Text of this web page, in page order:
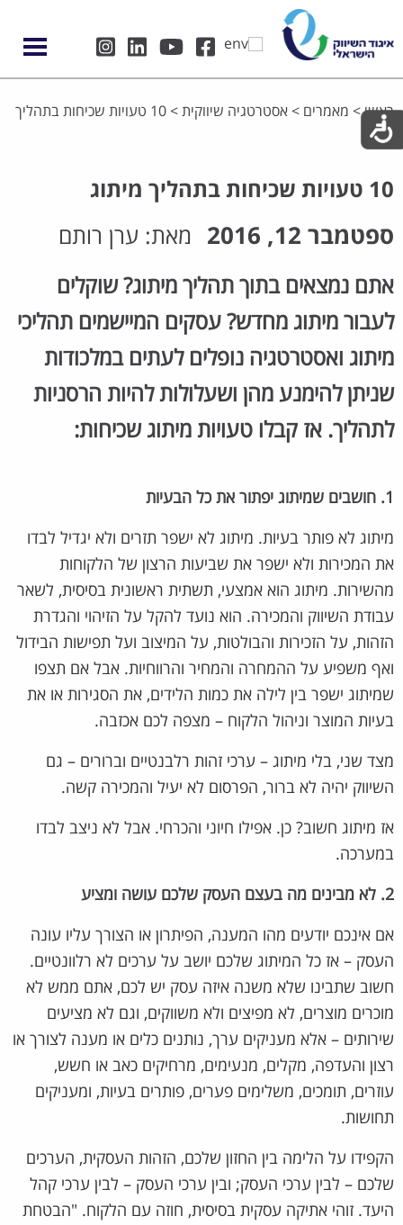
ראשי> מאמרים > אסטרטגיה שיווקית >
10 טעויות שכיחות בתהליך
מיתוג
10 טעויות שכיחות בתהליך מיתוג
ספטמבר 12, 2016 מאת: ערן רותם
אתם נמצאים בתוך תהליך מיתוג? שוקלים
לעבור מיתוג מחדש? עסקים המיישמים תהליכי
מיתוג ואסטרטגיה נופלים לעתים במלכודות
שניתן להימנע מהן ושעלולות להיות הרסניות
לתהליך. אז קבלו טעויות מיתוג שכיחות:
1. חושבים שמיתוג יפתור את כל הבעיות
מיתוג לא פותר בעיות. מיתוג לא ישפר תזרים ולא יגדיל לבדו
את המכירות ולא ישפר את שביעות הרצון של הלקוחות
מהשירות. מיתוג הוא אמצעי, תשתית ראשונית בסיסית, לשאר
עבודת השיווק והמכירה. הוא נועד להקל על הזיהוי והגדרת
הזהות, על הזכירות והבולטות, על המיצוב ועל תפישות הבידול
ואף משפיע על ההמחרה והמחיר והרווחיות. אבל אם תצפו
שמיתוג ישפר בין לילה את כמות הלידים, את הסגירות או את
בעיות המוצר וניהול הלקוח – מצפה לכם אכזבה.
מצד שני, בלי מיתוג – ערכי זהות רלבנטיים וברורים – גם
השיווק יהיה לא ברור, הפרסום לא יעיל והמכירה קשה.
אז מיתוג חשוב? כן. אפילו חיוני והכרחי. אבל לא ניצב לבדו
במערכה.
2. לא מבינים מה בעצם העסק שלכם עושה ומציע
אם אינכם יודעים מהו המענה, הפיתרון או הצורך עליו עונה
העסק – אז כל המיתוג שלכם יושב על ערכים לא רלוונטיים.
חשוב שתבינו שלא משנה איזה עסק יש לכם, אתם ממש לא
מוכרים מוצרים, לא מפיצים ולא משווקים, וגם לא מציעים
שירותים – אלא מעניקים ערך, נותנים כלים או מענה לצורך או
רצון והעדפה, מקלים, מנעימים, מרחיקים כאב או חשש,
עוזרים, תומכים, משלימים פערים, פותרים בעיות, ומעניקים
תחושות.
הקפידו על הלימה בין החזון שלכם, הזהות העסקית, הערכים
שלכם – לבין ערכי העסק; ובין ערכי העסק – לבין ערכי קהל
היעד. זוהי אתיקה עסקית בסיסית, חוזה עם הלקוח. "הבטחת